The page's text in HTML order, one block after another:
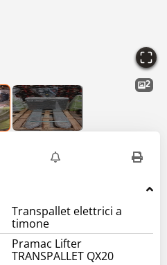
2
Transpallet elettrici a
timone
Pramac Lifter
TRANSPALLET QX20